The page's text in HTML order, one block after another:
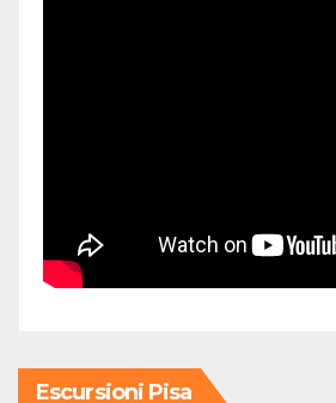
Escursioni Pisa